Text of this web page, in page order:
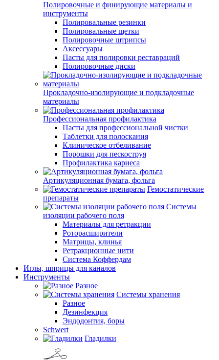
Полировочные и финирующие материалы и
инструменты
Полировальные резинки
Полировальные щетки
Полировочные штрипсы
Аксессуары
Пасты для полировки реставраций
Полировочные диски
Прокладочно-изолирующие и подкладочные
материалы
Профессиональная профилактика
Пасты для профессиональной чистки
Таблетки для полоскания
Клиническое отбеливание
Порошки для пескоструя
Профилактика кариеса
Артикуляционная бумага, фольга
Гемостатические
препараты
Системы
изоляции рабочего поля
Материалы для ретракции
Роторасширители
Матрицы, клинья
Ретракционные нити
Система Коффердам
Иглы, шприцы для каналов
Инструменты
Разное
Системы хранения
Разное
Дезинфекция
Эндодонтия, боры
Schwert
Гладилки